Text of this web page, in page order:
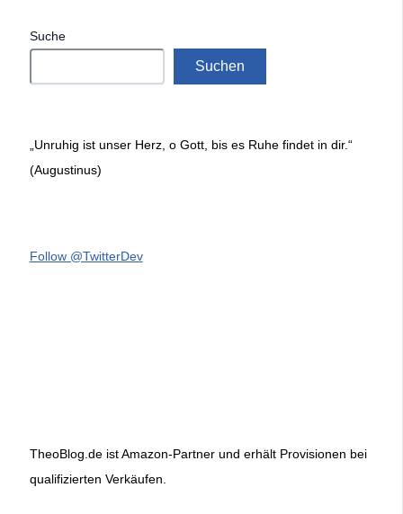
Suche
Suchen
„Unruhig ist unser Herz, o Gott, bis es Ruhe findet in dir.“
(Augustinus)
Follow @TwitterDev
TheoBlog.de ist Amazon-Partner und erhält Provisionen bei
qualifizierten Verkäufen.